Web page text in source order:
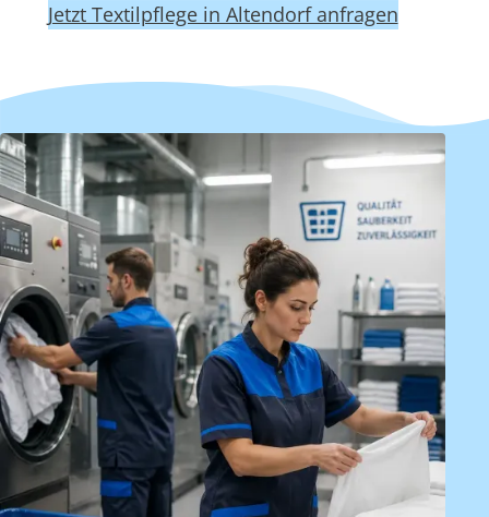
Jetzt Textilpflege in Altendorf anfragen